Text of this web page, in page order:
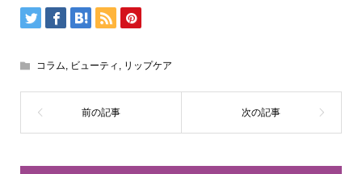
コラム, ビューティ , リップケア